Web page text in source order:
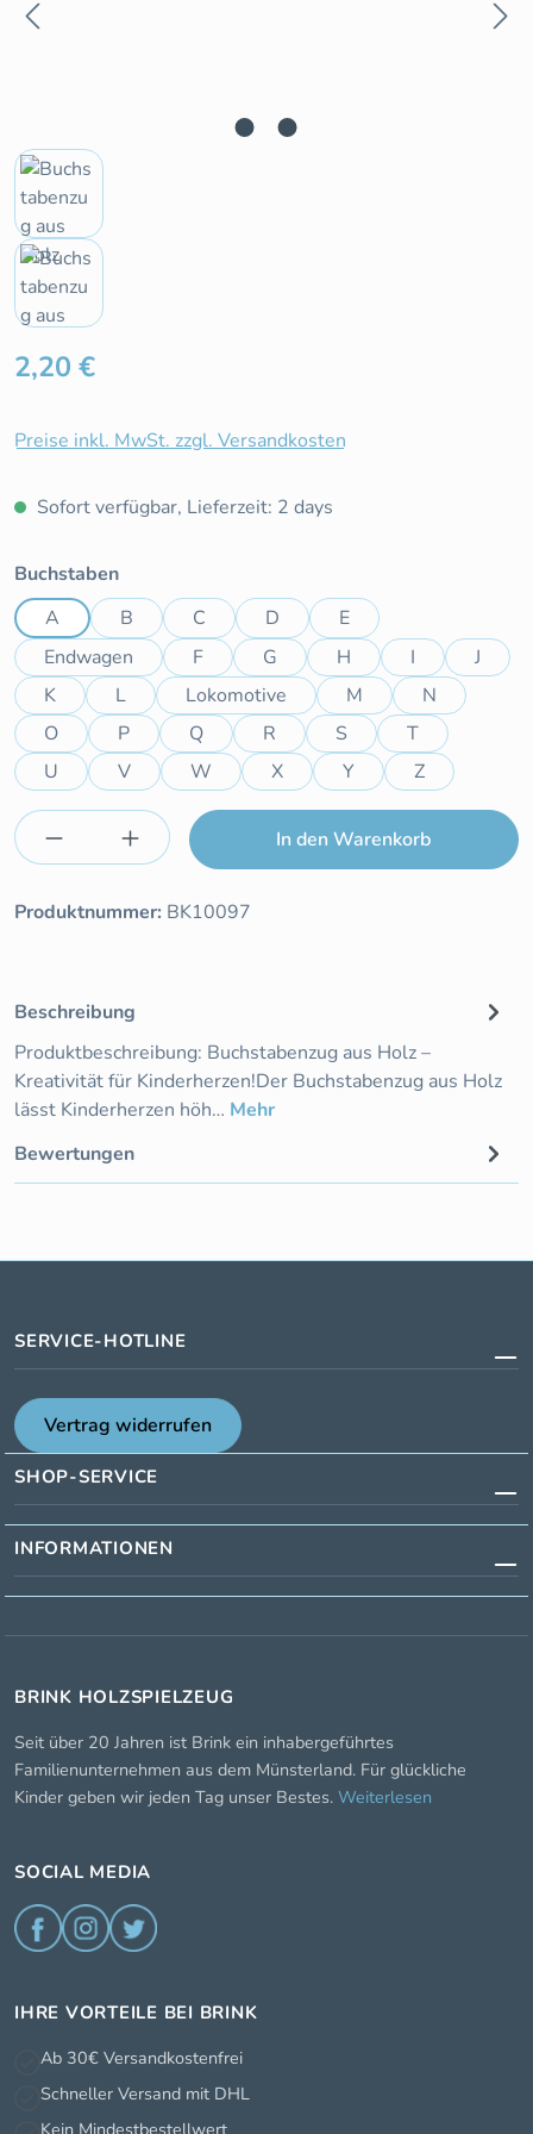
Regulärer Preis:
2,20 €
Preise inkl. MwSt. zzgl. Versandkosten
Sofort verfügbar, Lieferzeit: 2 days
Buchstabenauswählen
A
B C D
E
Endwagen
F G H I
J
K
L Lokomotive M
N
O
P Q R S
T
U
V W X Y Z
Produkt Anzahl: Gib den gewünschten
In den Warenkorb
Produktnummer: BK10097
Beschreibung
Produktbeschreibung: Buchstabenzug aus Holz –
Kreativität für Kinderherzen!Der Buchstabenzug aus Holz
lässt Kinderherzen höh… Mehr
Bewertungen
SERVICE-HOTLINE
Vertrag widerrufen
SHOP-SERVICE
INFORMATIONEN
BRINK HOLZSPIELZEUG
Seit über 20 Jahren ist Brink ein inhabergeführtes
Familienunternehmen aus dem Münsterland. Für glückliche
Kinder geben wir jeden Tag unser Bestes. Weiterlesen
SOCIAL MEDIA
IHRE VORTEILE BEI BRINK
Ab 30€ Versandkostenfrei
Schneller Versand mit DHL
Kein Mindestbestellwert